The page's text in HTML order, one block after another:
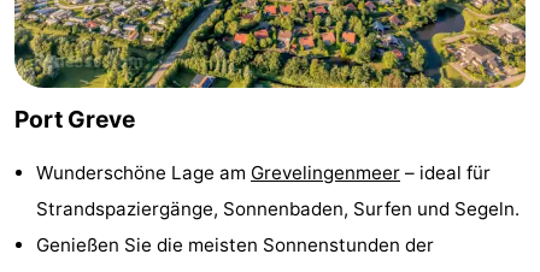
Rundfahrten
-
Spielplätze
Spielplätze
Bowling
Minigolfplätze
Wellness-
Port Greve
Wunderschöne Lage am Grevelingenmeer – ideal für
Strandspaziergänge, Sonnenbaden, Surfen und Segeln.
Genießen Sie die meisten Sonnenstunden der